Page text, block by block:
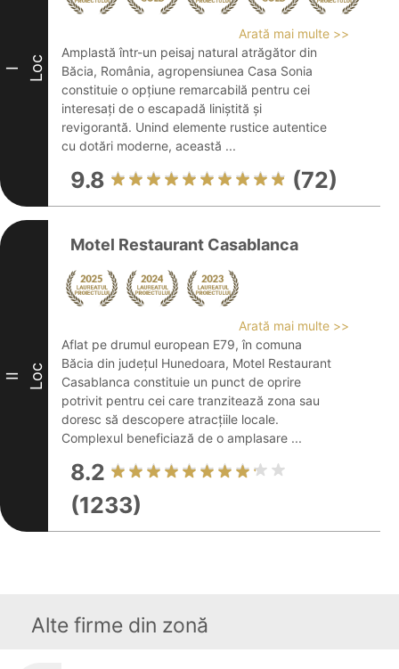
I Loc
Arată mai multe >>
Amplastă într-un peisaj natural atrăgător din
Băcia, România, agropensiunea Casa Sonia
constituie o opțiune remarcabilă pentru cei
interesați de o escapadă liniștită și
revigorantă. Unind elemente rustice autentice
cu dotări moderne, această ...
9.8 (72)
II Loc
Motel Restaurant Casablanca
Arată mai multe >>
Aflat pe drumul european E79, în comuna
Băcia din județul Hunedoara, Motel Restaurant
Casablanca constituie un punct de oprire
potrivit pentru cei care tranzitează zona sau
doresc să descopere atracțiile locale.
Complexul beneficiază de o amplasare ...
8.2
(1233)
Alte firme din zonă